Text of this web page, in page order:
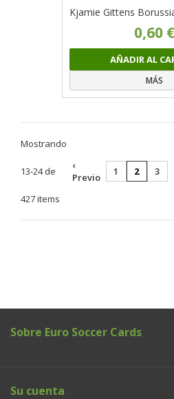
Kjamie Gittens
0,60 €
AÑADIR AL
MÁS
Mostrando
13-24 de
427 items
‹
Previo
1 2 3
Sobre Euro Soccer Cards
Su cuenta